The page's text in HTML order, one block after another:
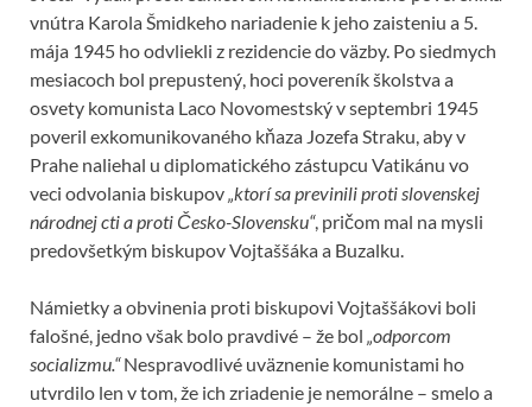
vnútra Karola Šmidkeho nariadenie k jeho zaisteniu a 5.
mája 1945 ho odvliekli z rezidencie do väzby. Po siedmych
mesiacoch bol prepustený, hoci povereník školstva a
osvety komunista Laco Novomestský v septembri 1945
poveril exkomunikovaného kňaza Jozefa Straku, aby v
Prahe naliehal u diplomatického zástupcu Vatikánu vo
veci odvolania biskupov „ktorí sa previnili proti slovenskej
národnej cti a proti Česko-Slovensku“, pričom mal na mysli
predovšetkým biskupov Vojtaššáka a Buzalku.
Námietky a obvinenia proti biskupovi Vojtaššákovi boli
falošné, jedno však bolo pravdivé – že bol „odporcom
socializmu.“Nespravodlivé uväznenie komunistami ho
utvrdilo len v tom, že ich zriadenie je nemorálne – smelo a